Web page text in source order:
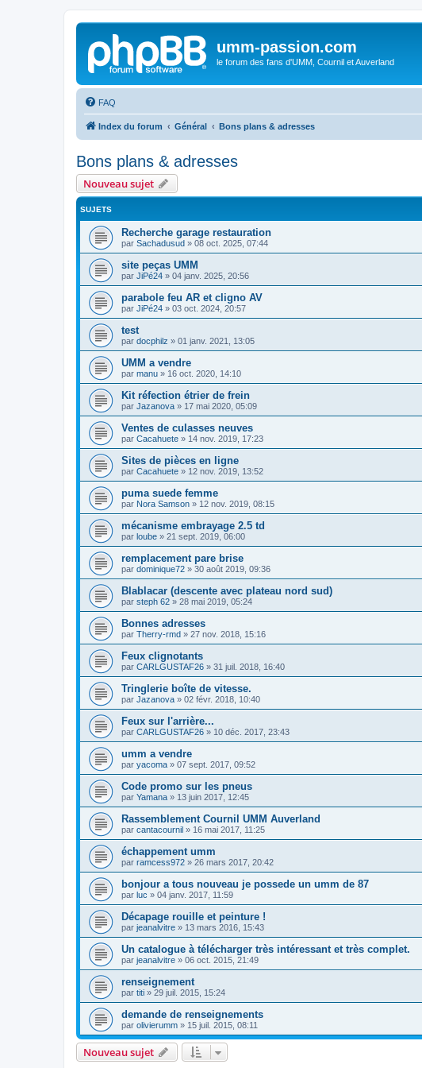
umm-passion.com
le forum des fans d'UMM, Cournil et Auverland
FAQ
Index du forum Général Bons plans & adresses
Bons plans & adresses
Nouveau sujet
SUJETS
Recherche garage restauration
par Sachadusud » 08 oct. 2025, 07:44
site peças UMM
par JiPé24 » 04 janv. 2025, 20:56
parabole feu AR et cligno AV
par JiPé24 » 03 oct. 2024, 20:57
test
par docphilz » 01 janv. 2021, 13:05
UMM a vendre
par manu » 16 oct. 2020, 14:10
Kit réfection étrier de frein
par Jazanova » 17 mai 2020, 05:09
Ventes de culasses neuves
par Cacahuete » 14 nov. 2019, 17:23
Sites de pièces en ligne
par Cacahuete » 12 nov. 2019, 13:52
puma suede femme
par Nora Samson » 12 nov. 2019, 08:15
mécanisme embrayage 2.5 td
par loube » 21 sept. 2019, 06:00
remplacement pare brise
par dominique72 » 30 août 2019, 09:36
Blablacar (descente avec plateau nord sud)
par steph 62 » 28 mai 2019, 05:24
Bonnes adresses
par Therry-rmd » 27 nov. 2018, 15:16
Feux clignotants
par CARLGUSTAF26 » 31 juil. 2018, 16:40
Tringlerie boîte de vitesse.
par Jazanova » 02 févr. 2018, 10:40
Feux sur l'arrière...
par CARLGUSTAF26 » 10 déc. 2017, 23:43
umm a vendre
par yacoma » 07 sept. 2017, 09:52
Code promo sur les pneus
par Yamana » 13 juin 2017, 12:45
Rassemblement Cournil UMM Auverland
par cantacournil » 16 mai 2017, 11:25
échappement umm
par ramcess972 » 26 mars 2017, 20:42
bonjour a tous nouveau je possede un umm de 87
par luc » 04 janv. 2017, 11:59
Décapage rouille et peinture !
par jeanalvitre » 13 mars 2016, 15:43
Un catalogue à télécharger très intéressant et très complet.
par jeanalvitre » 06 oct. 2015, 21:49
renseignement
par titi » 29 juil. 2015, 15:24
demande de renseignements
par olivierumm » 15 juil. 2015, 08:11
Nouveau sujet